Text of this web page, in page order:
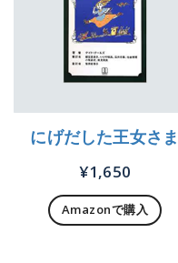
にげだした王女さま
¥1,650
Amazonで購入